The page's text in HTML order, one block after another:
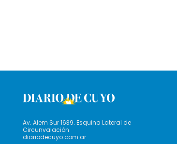
Av. Alem Sur 1639. Esquina Lateral de
Circunvalación
diariodecuyo.com.ar